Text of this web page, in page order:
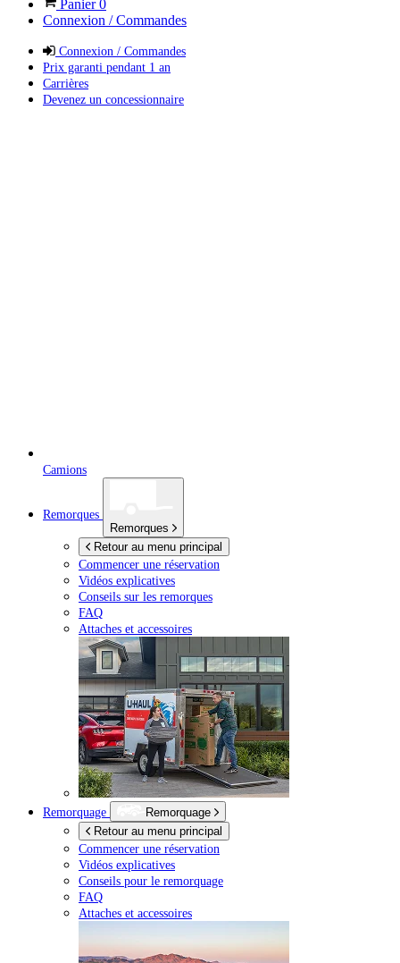
Panier0
Connexion / Commandes
Connexion / Commandes
Prix garanti pendant 1 an
Carrières
Devenez un concessionnaire
Camions
Remorques
Remorques
Retour au menu principal
Commencer une réservation
Vidéos explicatives
Conseils sur les remorques
FAQ
Attaches et accessoires
Remorquage
Remorquage
Retour au menu principal
Commencer une réservation
Vidéos explicatives
Conseils pour le remorquage
FAQ
Attaches et accessoires